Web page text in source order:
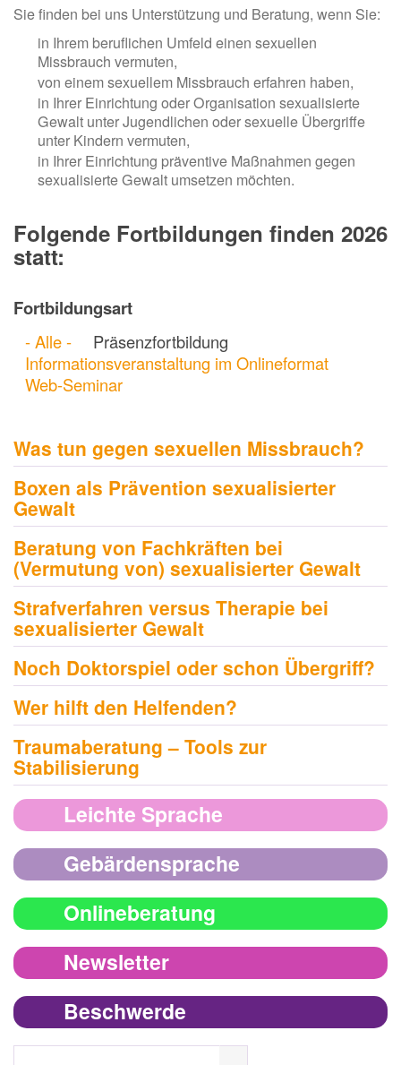
Sie finden bei uns Unterstützung und Beratung, wenn Sie:
in Ihrem beruflichen Umfeld einen sexuellen
Missbrauch vermuten,
von einem sexuellem Missbrauch erfahren haben,
in Ihrer Einrichtung oder Organisation sexualisierte
Gewalt unter Jugendlichen oder sexuelle Übergriffe
unter Kindern vermuten,
in Ihrer Einrichtung präventive Maßnahmen gegen
sexualisierte Gewalt umsetzen möchten.
Folgende Fortbildungen finden 2026
statt:
Fortbildungsart
- Alle -
Präsenzfortbildung
Informationsveranstaltung im Onlineformat
Web-Seminar
Was tun gegen sexuellen Missbrauch?
Boxen als Prävention sexualisierter
Gewalt
Beratung von Fachkräften bei
(Vermutung von) sexualisierter Gewalt
Strafverfahren versus Therapie bei
sexualisierter Gewalt
Noch Doktorspiel oder schon Übergriff?
Wer hilft den Helfenden?
Traumaberatung – Tools zur
Stabilisierung
Leichte Sprache
Gebärdensprache
Onlineberatung
Newsletter
Beschwerde